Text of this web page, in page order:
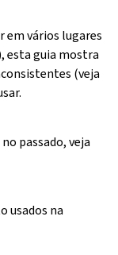
em vários lugares
esta guia mostra
(veja
passado, veja
usados na